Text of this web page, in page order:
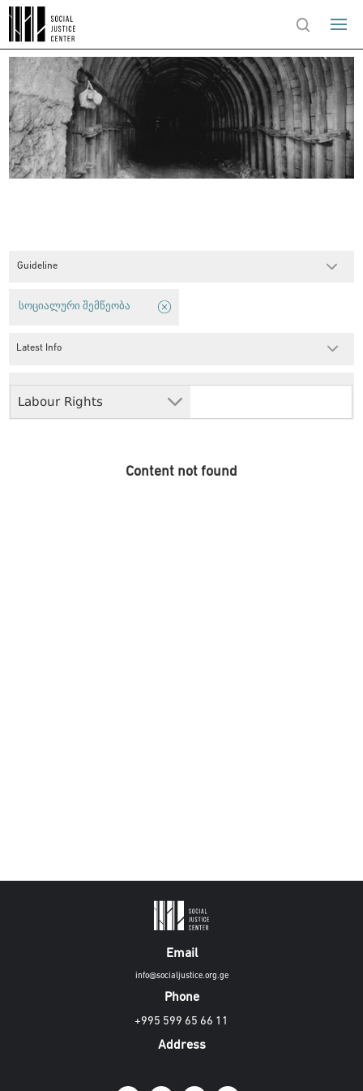
Guideline
Labour Rights
სოციალური შემწეობა
Latest Info
Content not found
Email
info@socialjustice.org.ge
Phone
+995 599 65 66 11
Address